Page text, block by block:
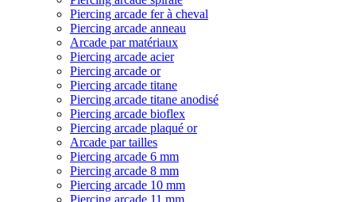
Piercing arcade fer à cheval
Piercing arcade anneau
Arcade par matériaux
Piercing arcade acier
Piercing arcade or
Piercing arcade titane
Piercing arcade titane anodisé
Piercing arcade bioflex
Piercing arcade plaqué or
Arcade par tailles
Piercing arcade 6 mm
Piercing arcade 8 mm
Piercing arcade 10 mm
Piercing arcade 11 mm